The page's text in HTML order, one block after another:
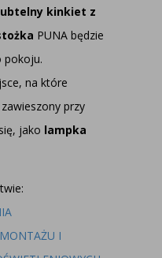
kinkiet z
PUNA będzie
pokoju.
na które
przy
jako lampka
I